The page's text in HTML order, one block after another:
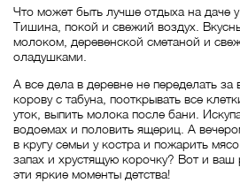
Что может быть лучше отдыха на даче у
Тишина, покой и свежий воздух.
молоком, деревенской сметаной и
оладушками.
А все дела в деревне не переделать за
корову с табуна, пооткрывать все
уток, выпить молока после бани.
водоемах и половить ящериц. А
в кругу семьи у костра и пожарить
запах и хрустящую корочку? Вот и
эти яркие моменты детства!